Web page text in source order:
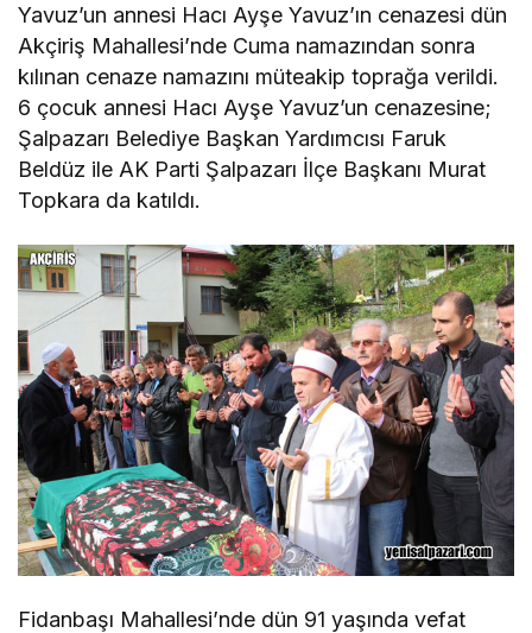
Yavuz’un annesi Hacı Ayşe Yavuz’ın cenazesi dün
Akçiriş Mahallesi’nde Cuma namazından sonra
kılınan cenaze namazını müteakip toprağa verildi.
6 çocuk annesi Hacı Ayşe Yavuz’un cenazesine;
Şalpazarı Belediye Başkan Yardımcısı Faruk
Beldüz ile AK Parti Şalpazarı İlçe Başkanı Murat
Topkara da katıldı.
Fidanbaşı Mahallesi’nde dün 91 yaşında vefat